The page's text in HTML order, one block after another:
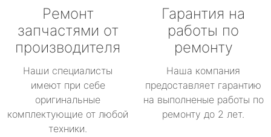
Ремонт
запчастями от
производителя
Наши специалисты
имеют при себе
оригинальные
комплектующие от любой
техники.
Гарантия на
работы по
ремонту
Наша компания
предоставляет гарантию
на выполненые работы по
ремонту до 2 лет.